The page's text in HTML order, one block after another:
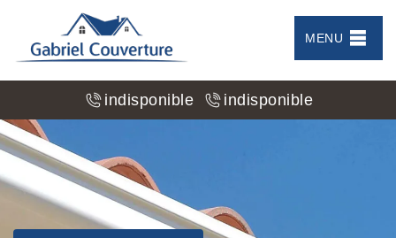
MENU
indisponible indisponible